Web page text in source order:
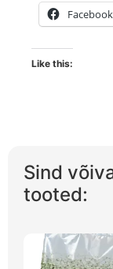
Facebook
Like this:
Sind
tooted: